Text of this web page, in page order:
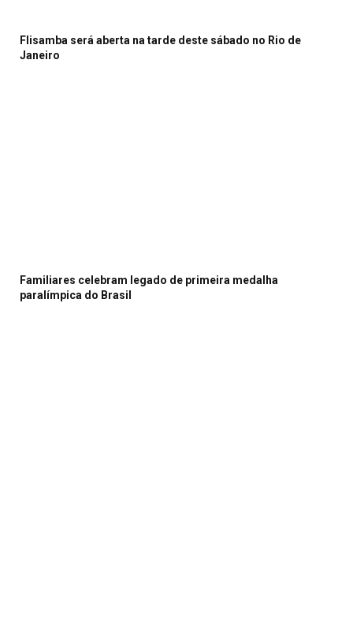
Flisamba será aberta na tarde deste sábado no Rio de
Janeiro
Familiares celebram legado de primeira medalha
paralímpica do Brasil